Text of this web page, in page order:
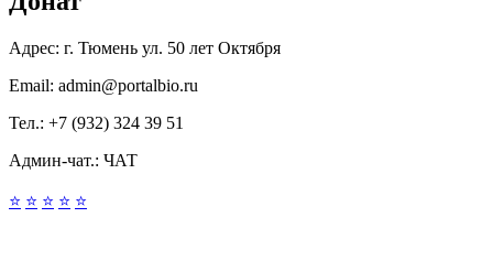
Адрес: г. Тюмень ул. 50 лет Октября
Email: admin@portalbio.ru
Тел.: +7 (932) 324 39 51
Админ-чат.: ЧАТ
⭐ ⭐ ⭐ ⭐ ⭐